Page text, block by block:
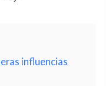
influencias